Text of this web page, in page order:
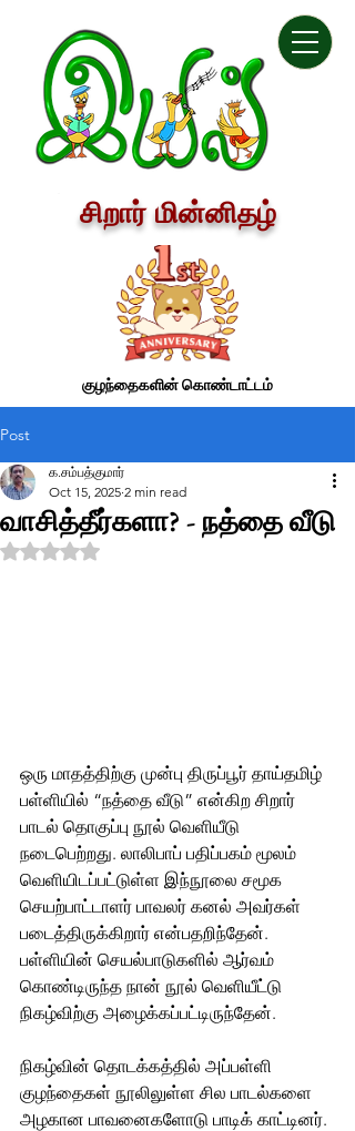
சிறார் மின்னிதழ்
குழந்தைகளின் கொண்டாட்டம்
Post
வாசித்தீர்களா? - நத்தை வீடு
க.சம்பத்குமார்
Oct 15, 2025 2 min read
Rated NaN out of 5 stars.
ஒரு மாதத்திற்கு முன்பு திருப்பூர் தாய்தமிழ்
பள்ளியில் “நத்தை வீடு” என்கிற சிறார்
பாடல் தொகுப்பு நூல் வெளியீடு
நடைபெற்றது. லாலிபாப் பதிப்பகம் மூலம்
வெளியிடப்பட்டுள்ள இந்நூலை சமூக
செயற்பாட்டாளர் பாவலர் கனல் அவர்கள்
படைத்திருக்கிறார் என்பதறிந்தேன்.
பள்ளியின் செயல்பாடுகளில் ஆர்வம்
கொண்டிருந்த நான் நூல் வெளியீட்டு
நிகழ்விற்கு அழைக்கப்பட்டிருந்தேன்.
நிகழ்வின் தொடக்கத்தில் அப்பள்ளி
குழந்தைகள் நூலிலுள்ள சில பாடல்களை
அழகான பாவனைகளோடு பாடிக் காட்டினர்.